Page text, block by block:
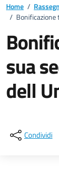
Home /
/ Bonificazione
sua
dell
Condividi